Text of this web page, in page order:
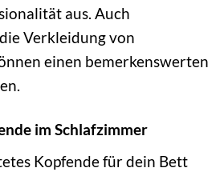
aus. Auch
Verkleidung von
einen bemerkenswerten
im Schlafzimmer
Kopfende für dein Bett